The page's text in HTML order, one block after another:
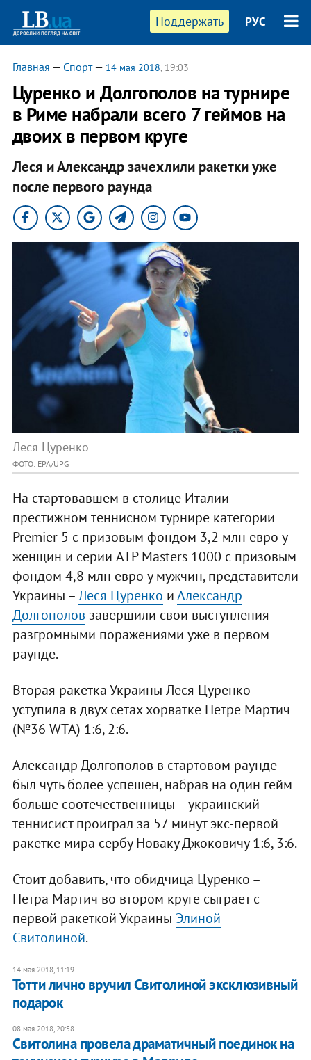
Поддержать РУС
Главная — Спорт— 14 мая 2018, 19:03
Цуренко и Долгополов на турнире
в Риме набрали всего 7 геймов на
двоих в первом круге
Леся и Александр зачехлили ракетки уже
после первого раунда
Леся Цуренко
ФОТО: EPA/UPG
На стартовавшем в столице Италии
престижном теннисном турнире категории
Premier 5 с призовым фондом 3,2 млн евро у
женщин и серии ATP Masters 1000 с призовым
фондом 4,8 млн евро у мужчин, представители
Украины –Леся Цуренко иАлександр
Долгополов завершили свои выступления
разгромными поражениями уже в первом
раунде.
Вторая ракетка Украины Леся Цуренко
уступила в двух сетах хорватке Петре Мартич
(№36 WTA) 1:6, 2:6.
Александр Долгополов в стартовом раунде
был чуть более успешен, набрав на один гейм
больше соотечественницы – украинский
теннисист проиграл за 57 минут экс-первой
ракетке мира сербу Новаку Джоковичу 1:6, 3:6.
Стоит добавить, что обидчица Цуренко –
Петра Мартич во втором круге сыграет с
первой ракеткой Украины Элиной
Свитолиной.
14 мая 2018, 11:19
Тотти лично вручил Свитолиной эксклюзивный
подарок
08 мая 2018, 20:58
Свитолина провела драматичный поединок на